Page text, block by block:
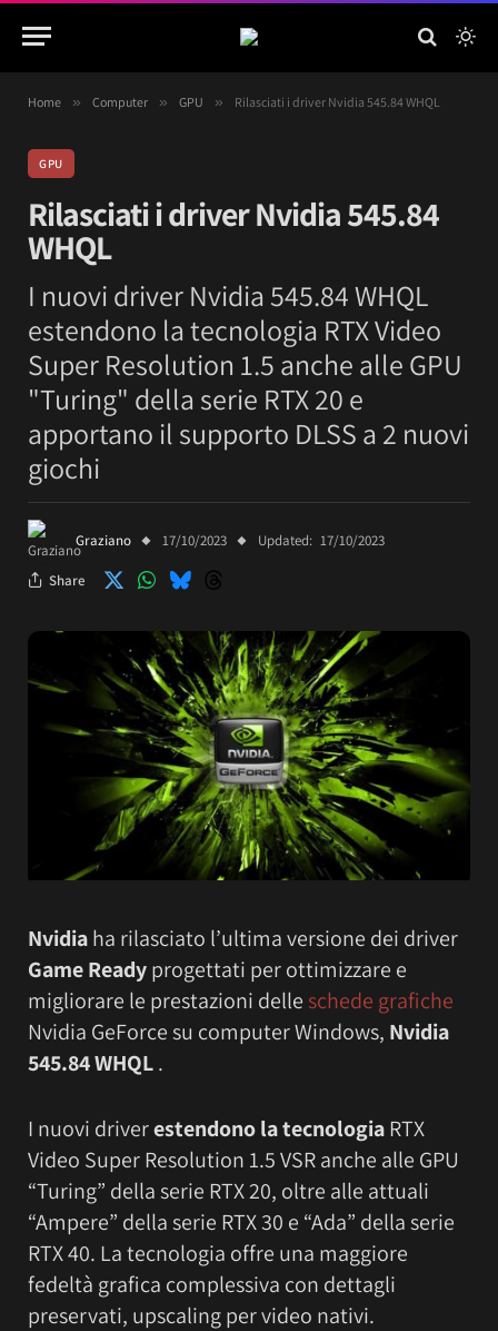
Home » Computer » GPU » Rilasciati i driver Nvidia 545.84 WHQL
GPU
Rilasciati i driver Nvidia 545.84
WHQL
I nuovi driver Nvidia 545.84 WHQL
estendono la tecnologia RTX Video
Super Resolution 1.5 anche alle GPU
"Turing" della serie RTX 20 e
apportano il supporto DLSS a 2 nuovi
giochi
Graziano 17/10/2023 Updated: 17/10/2023
Share
Nvidiaha rilasciato l’ultima versione dei driver
Game Readyprogettati per ottimizzare e
migliorare le prestazioni delle schede grafiche
Nvidia GeForce su computer Windows, Nvidia
545.84 WHQL.
I nuovi driverestendono la tecnologiaRTX
Video Super Resolution 1.5 VSR anche alle GPU
“Turing” della serie RTX 20, oltre alle attuali
“Ampere” della serie RTX 30 e “Ada” della serie
RTX 40. La tecnologia offre una maggiore
fedeltà grafica complessiva con dettagli
preservati, upscaling per video nativi.